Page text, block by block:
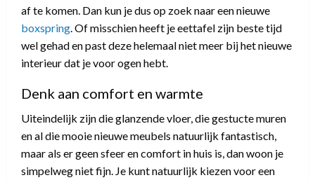
af te komen. Dan kun je dus op zoek naar een nieuwe
boxspring. Of misschien heeft je eettafel zijn beste tijd
wel gehad en past deze helemaal niet meer bij het nieuwe
interieur dat je voor ogen hebt.
Denk aan comfort en warmte
Uiteindelijk zijn die glanzende vloer, die gestucte muren
en al die mooie nieuwe meubels natuurlijk fantastisch,
maar als er geen sfeer en comfort in huis is, dan woon je
simpelweg niet fijn. Je kunt natuurlijk kiezen voor een